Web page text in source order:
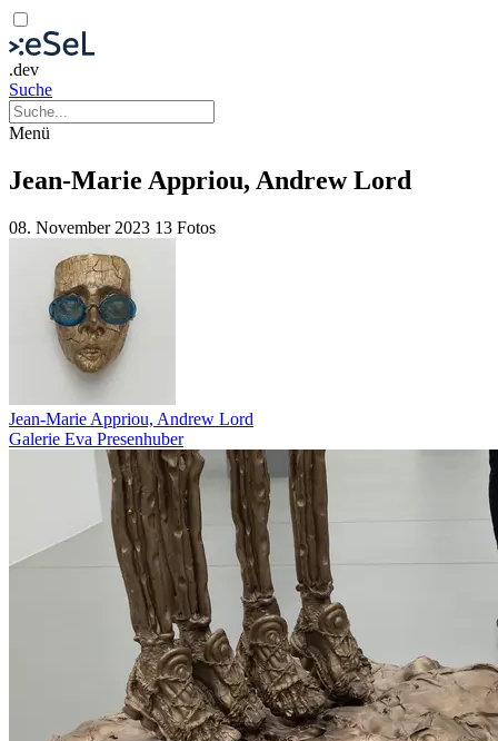
.dev
Suche
Menü
Jean-Marie Appriou, Andrew Lord
08. November 2023 13 Fotos
Jean-Marie Appriou, Andrew Lord
Galerie Eva Presenhuber